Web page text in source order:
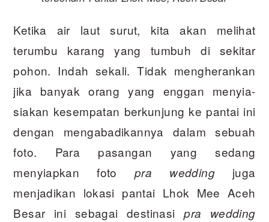
Ketika air laut surut, kita akan melihat
terumbu karang yang tumbuh di sekitar
pohon. Indah sekali. Tidak mengherankan
jika banyak orang yang enggan menyia-
siakan kesempatan berkunjung ke pantai ini
dengan mengabadikannya dalam sebuah
foto. Para pasangan yang sedang
menyiapkan foto pra wedding juga
menjadikan lokasi pantai Lhok Mee Aceh
Besar ini sebagai destinasipra wedding